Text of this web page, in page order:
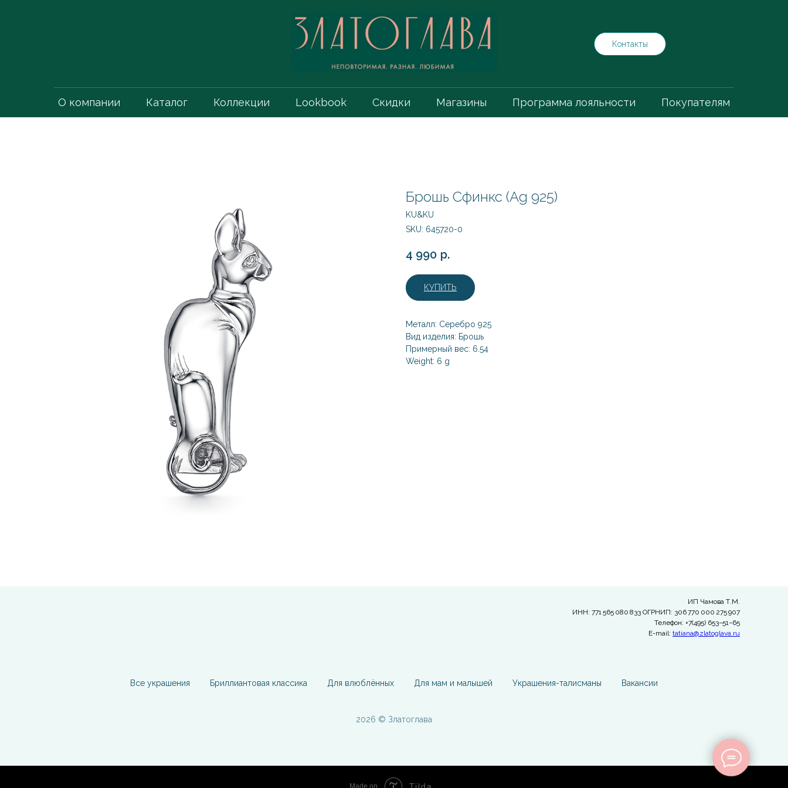
Контакты
О компании Каталог Коллекции Lookbook Скидки Магазины Программа лояльности Покупателям
Брошь Сфинкс (Ag 925)
KU&KU
SKU: 645720-0
4 990 р.
КУПИТЬ
Металл: Серебро 925
Вид изделия: Брошь
Примерный вес: 6.54
Weight: 6 g
ИП Чамова Т.М.
ИНН: 771 565 080 833 ОГРНИП: 306 770 000 275 907
Телефон: +7(495) 653−51−65
E-mail: tatiana@zlatoglava.ru
Все украшения Бриллиантовая классика Для влюблённых Для мам и малышей Украшения-талисманы Вакансии
2026 © Златоглава
Made on